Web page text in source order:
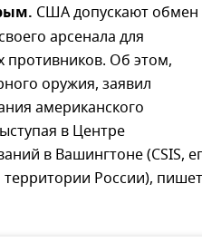
США допускают обмен
арсенала для
Об этом,
оружия, заявил
американского
в Центре
в Вашингтоне (CSIS,
России),